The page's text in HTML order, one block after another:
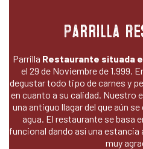
Parrilla
Parrilla Restaurante situada
el 29 de Noviembre de 1.999.
degustar todo tipo de carnes y
en cuanto a su calidad.
una antiguo llagar del que aún
agua. El restaurante se basa
funcional dando así una estancia
muy